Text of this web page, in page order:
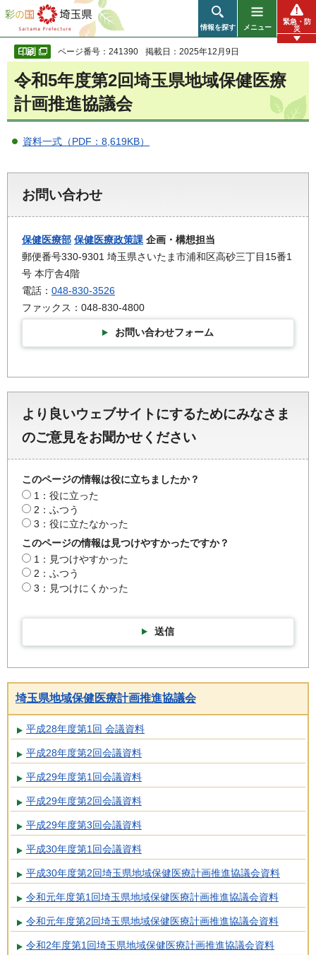
彩の国 埼玉県
情報を探す メニュー
緊急・防
災
ページ番号：241390 掲載日：2025年12月9日
令和5年度第2回埼玉県地域保健医療
計画推進協議会
資料一式（PDF：8,619KB）
お問い合わせ
保健医療部 保健医療政策課 企画・構想担当
郵便番号330-9301 埼玉県さいたま市浦和区高砂三丁目15番1
号 本庁舎4階
電話： 048-830-3526
ファックス：048-830-4800
お問い合わせフォーム
より良いウェブサイトにするためにみなさま
のご意見をお聞かせください
このページの情報は役に立ちましたか？
1：役に立った
2：ふつう
3：役に立たなかった
このページの情報は見つけやすかったですか？
1：見つけやすかった
2：ふつう
3：見つけにくかった
送信
埼玉県地域保健医療計画推進協議会
平成28年度第1回 会議資料
平成28年度第2回会議資料
平成29年度第1回会議資料
平成29年度第2回会議資料
平成29年度第3回会議資料
平成30年度第1回会議資料
平成30年度第2回埼玉県地域保健医療計画推進協議会資料
令和元年度第1回埼玉県地域保健医療計画推進協議会資料
令和元年度第2回埼玉県地域保健医療計画推進協議会資料
令和2年度第1回埼玉県地域保健医療計画推進協議会資料